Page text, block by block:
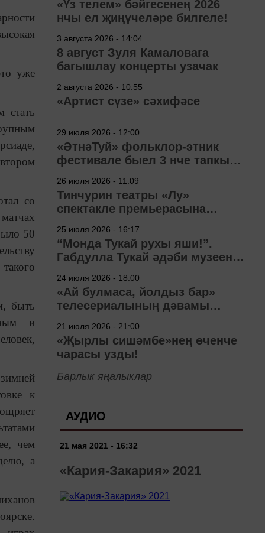
уже
стать
со
50
быть
и
к
чем
а
«Үз телем» бәйгесенең 2026
нчы ел җиңүчеләре билгеле!
3 августа 2026 - 14:04
8 август Зуля Камаловага
багышлау концерты узачак
2 августа 2026 - 10:55
«Артист сүзе» сәхифәсе
29 июля 2026 - 12:00
«ӘтнәТуй» фольклор-этник
фестивале быел 3 нче тапкыр
26 июля 2026 - 11:09
Тинчурин театры «Лу»
спектакле премьерасына
25 июля 2026 - 16:17
“Монда Тукай рухы яши!”.
Габдулла Тукай әдәби музеена
24 июля 2026 - 18:00
«Ай булмаса, йолдыз бар»
телесериалының дәвамы
21 июля 2026 - 21:00
«Җырлы сишәмбе»нең өченче
чарасы узды!
Барлык яңалыклар
АУДИО
21 мая 2021 - 16:32
«Кария-Закария» 2021